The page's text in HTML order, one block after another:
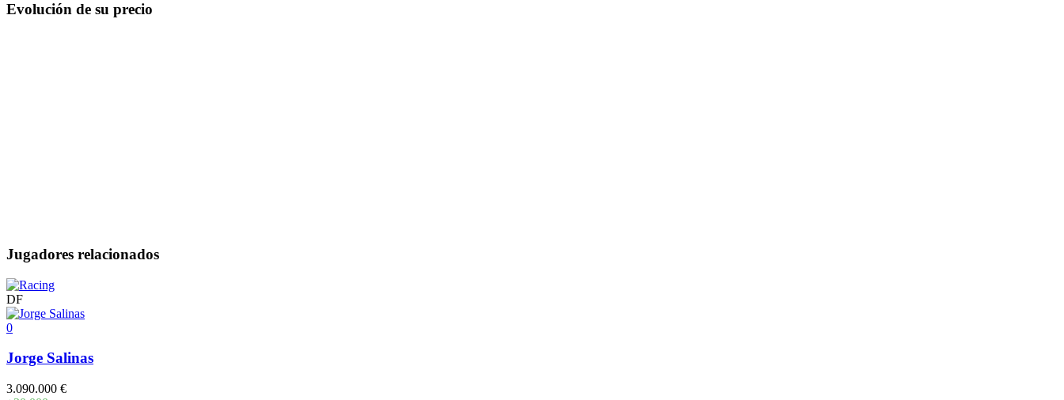
Evolución de su precio
Jugadores relacionados
DF
0
Jorge Salinas
3.090.000 €